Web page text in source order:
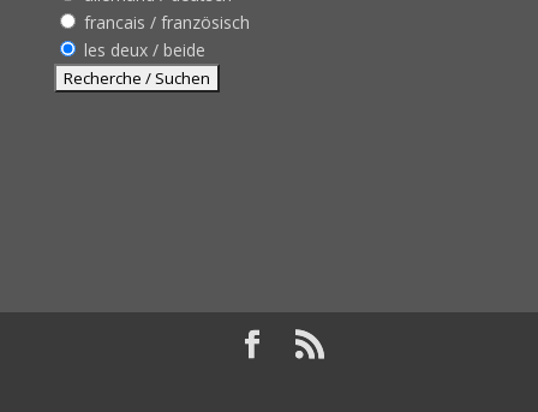
francais / französisch
les deux / beide